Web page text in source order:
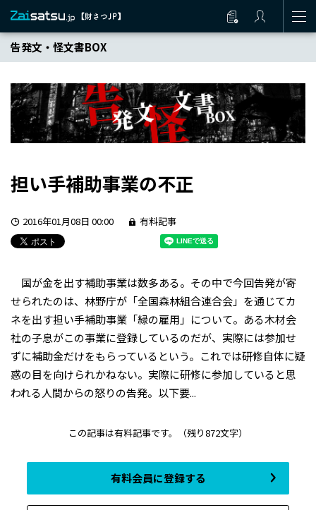
告発文・怪文書BOX
担い手補助事業の不正
2016年01月08日 00:00 有料記事
国が金を出す補助事業は数多ある。その中で今回告発が寄
せられたのは、林野庁が「全国森林組合連合会」を通じてカ
ネを出す担い手補助事業「緑の雇用」について。ある木材会
社の子息がこの事業に登録しているのだが、実際には参加せ
ずに補助金だけをもらっているという。これでは研修自体に疑
惑の目を向けられかねない。実際に研修に参加していると思
われる人間からの怒りの告発。以下要...
この記事は有料記事です。 （残り872文字）
有料会員に登録する